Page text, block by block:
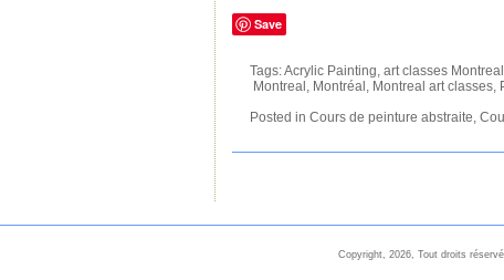
Save
Tags:Acrylic Painting, art classes Montreal
Montreal , Montréal , Montreal art classes,
Posted in Cours de peinture abstraite,
Copyright, 2026, Tout droits